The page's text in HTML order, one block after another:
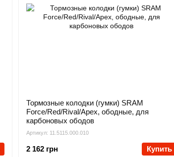
Артикул: 11.5115.000.010
Тормозные колодки (гумки) SRAM
Force/Red/Rival/Apex, ободные, для
карбоновых ободов
2 162 грн Купить